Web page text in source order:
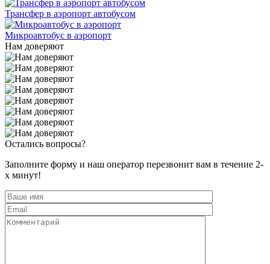
Трансфер в аэропорт автобусом
Микроавтобус в аэропорт
Нам доверяют
Остались вопросы?
Заполните форму и наш оператор перезвонит вам в течение 2-
х минут!